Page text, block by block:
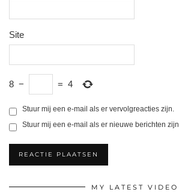
Site
8 − = 4
Stuur mij een e-mail als er vervolgreacties zijn.
Stuur mij een e-mail als er nieuwe berichten zijn.
MY LATEST VIDEO